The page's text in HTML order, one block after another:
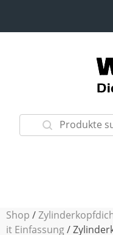
Shop /
it Einfassung/